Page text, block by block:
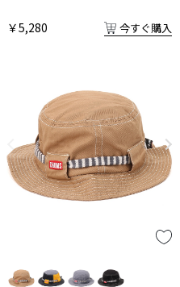
￥5,280 今すぐ購入